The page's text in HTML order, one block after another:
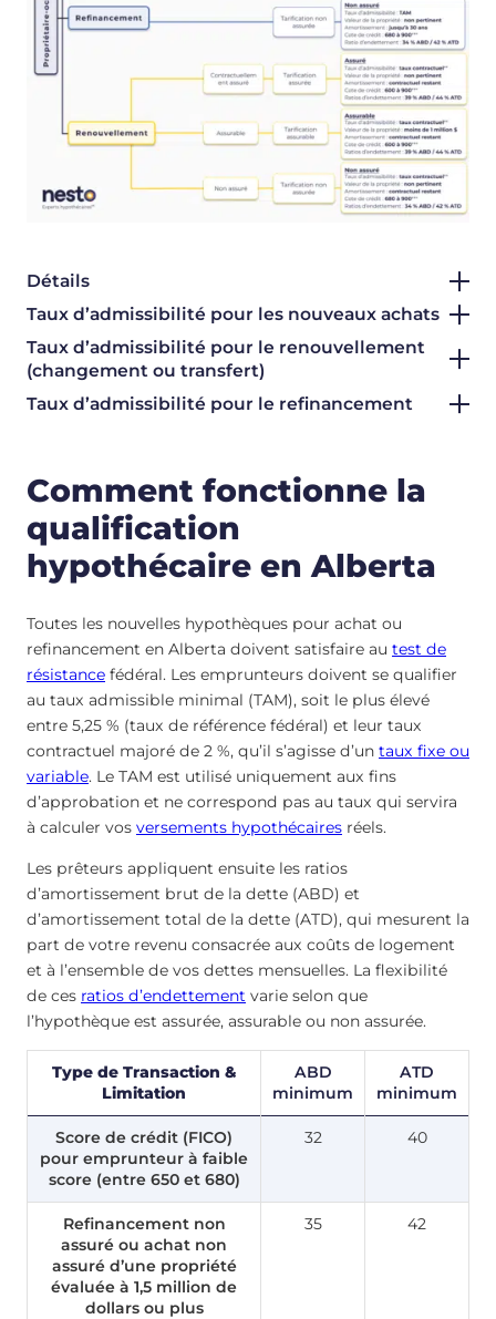
Détails
Taux d’admissibilité pour les nouveaux achats
Taux d’admissibilité pour le renouvellement
(changement ou transfert)
Taux d’admissibilité pour le refinancement
Comment fonctionne la
qualification
hypothécaire en Alberta
Toutes les nouvelles hypothèques pour achat ou
refinancement en Alberta doivent satisfaire au test de
résistance fédéral. Les emprunteurs doivent se qualifier
au taux admissible minimal (TAM), soit le plus élevé
entre 5,25 % (taux de référence fédéral) et leur taux
contractuel majoré de 2 %, qu’il s’agisse d’un taux fixe ou
variable. Le TAM est utilisé uniquement aux fins
d’approbation et ne correspond pas au taux qui servira
à calculer vos versements hypothécaires réels.
Les prêteurs appliquent ensuite les ratios
d’amortissement brut de la dette (ABD) et
d’amortissement total de la dette (ATD), qui mesurent la
part de votre revenu consacrée aux coûts de logement
et à l’ensemble de vos dettes mensuelles. La flexibilité
de ces ratios d’endettement varie selon que
l’hypothèque est assurée, assurable ou non assurée.
Type de Transaction &
Limitation
ABD
minimum
ATD
minimum
Score de crédit (FICO)
pour emprunteur à faible
score (entre 650 et 680)
32 40
Refinancement non
assuré ou achat non
assuré d’une propriété
évaluée à 1,5 million de
dollars ou plus
35 42